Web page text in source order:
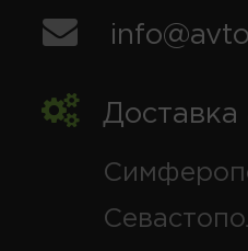
Доставка